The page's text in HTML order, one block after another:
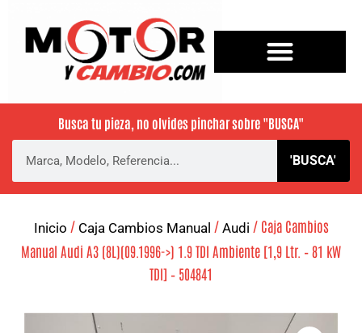
Busca tu pieza, no olvides pinchar sobre "BUSCA"
'BUSCA'
Inicio / Caja Cambios Manual / Audi / Caja Cambios
Manual Audi A3 (8L)(09.1996->) 1.9 TDI Ambiente [1,9 Ltr. – 81 kW
TDI] – 504841